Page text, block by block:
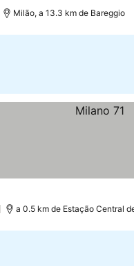
Milão, a 13.3 km de Bareggio
a 0.5 km de Estação Central